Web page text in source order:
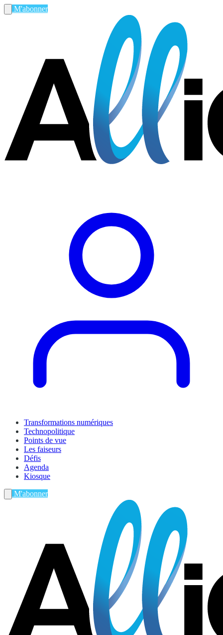
M'abonner
Transformations numériques
Technopolitique
Points de vue
Les faiseurs
Défis
Agenda
Kiosque
M'abonner